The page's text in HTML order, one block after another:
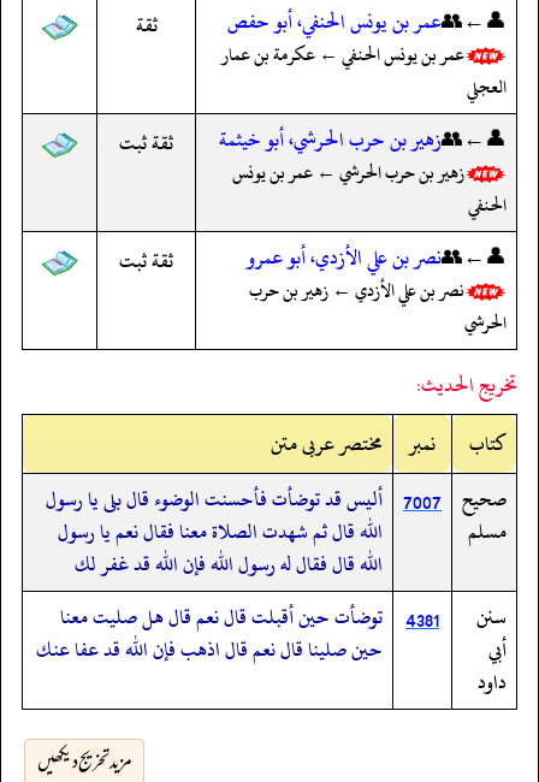
👤←👥عمر بن يونس الحنفي، أبو حفص
عمر بن يونس الحنفي ← عكرمة بن عمار
العجلي
ثقة
👤←👥زهير بن حرب الحرشي، أبو خيثمة
زهير بن حرب الحرشي ← عمر بن يونس
الحنفي
ثقة ثبت
👤←👥نصر بن علي الأزدي، أبو عمرو
نصر بن علي الأزدي ← زهير بن حرب
الحرشي
ثقة ثبت
تخريج الحديث:
کتاب
نمبر
مختصر عربی متن
صحيح
مسلم
7007 أليس قد توضأت فأحسنت الوضوء قال بلى يا رسول
الله قال ثم شهدت الصلاة معنا فقال نعم يا رسول
الله قال فقال له رسول الله فإن الله قد غفر لك
سنن
أبي
داود
4381 توضأت حين أقبلت قال نعم قال هل صليت معنا
حين صلينا قال نعم قال اذهب فإن الله قد عفا عنك
مزید تخریج دیکھیں